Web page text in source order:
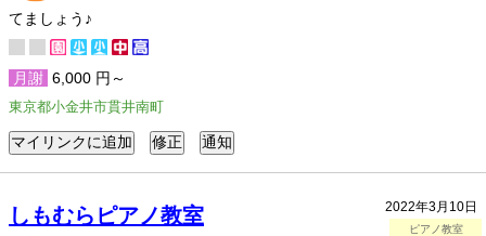
てましょう♪
月謝 6,000 円～
東京都小金井市貫井南町
2022年3月10日
ピアノ教室
しもむらピアノ教室